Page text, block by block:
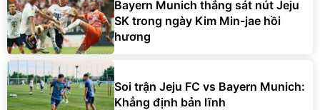
Bayern Munich thắng sát nút Jeju
SK trong ngày Kim Min-jae hồi
hương
Soi trận Jeju FC vs Bayern Munich:
Khẳng định bản lĩnh